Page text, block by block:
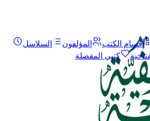
أقسام الكتب المؤلفون
السلاسل
كتبي المفضلة